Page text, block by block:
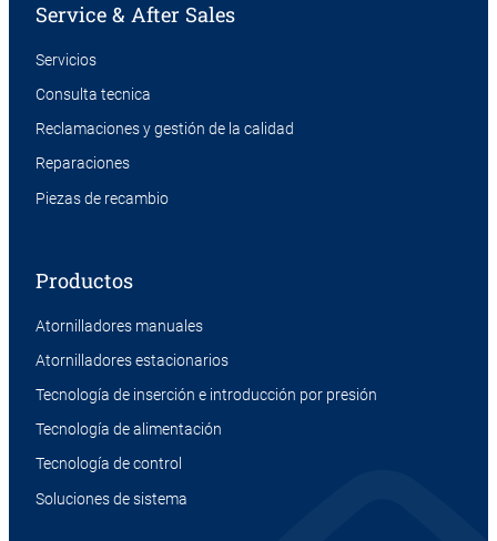
Service & After Sales
Servicios
Consulta tecnica
Reclamaciones y gestión de la calidad
Reparaciones
Piezas de recambio
Productos
Atornilladores manuales
Atornilladores estacionarios
Tecnología de inserción e introducción por presión
Tecnología de alimentación
Tecnología de control
Soluciones de sistema